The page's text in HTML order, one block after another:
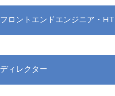
フロントエンドエンジニア・
ディレクター